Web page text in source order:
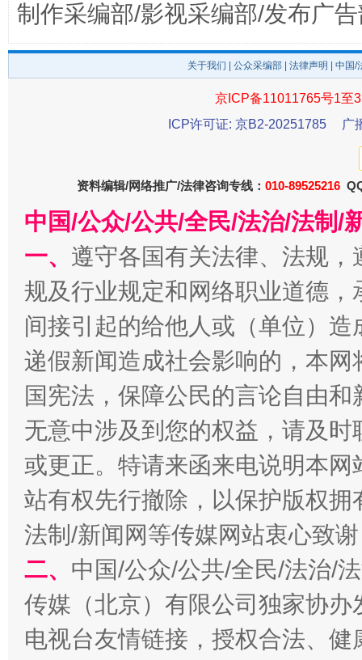
公平竞争审查“十大案例”出炉！ 一纸欠
东山县通报“牛蛙产品抗生素超标问题” 法
制作采编部/影视采编部/发布广
关于我们 公众采编部 法律声明 | 中国
京ICP备11011765号1至
ICP许可证: 京B2-20251785
广
资料编辑/网络推广/法律咨询专线： 010-89525216
中国/公众/公共/全民/法治/法制/
一、 遵守各国有关法律、法规
规及行业规定和网络职业道德
间接引起的给他人或（单位）
递假新闻造成社会影响的，本
国宪法，保障公民的言论自由
无意中涉及到您的权益，请及
或更正。特请来函来电说明本
站有权先行撤除，以保护版权
法制/新闻网等传媒网站衷心致
二、 中国/公众/公共/全民/法治/
传媒（北京）有限公司独家协
电视台友情链接，授权合法、